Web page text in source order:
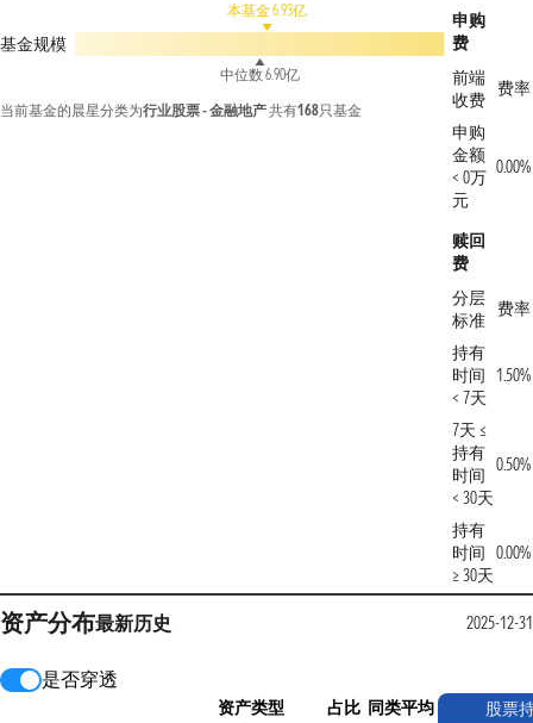
基金规模
本基金 6.93亿
中位数 6.90亿
当前基金的晨星分类为行业股票 - 金融地产共有168只基金
申购
费
前端
收费
费率
申购
金额
< 0万
元
0.00%
赎回
费
分层
标准
费率
持有
时间
< 7天
1.50%
7天 ≤
持有
时间
< 30天
0.50%
持有
时间
≥ 30天
0.00%
资产分布最新历史 2025-12-31
是否穿透
资产类型 占比 同类平均
股票